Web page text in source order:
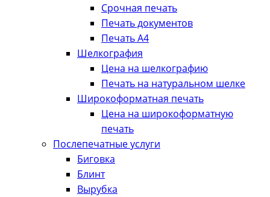
Срочная печать
Печать документов
Печать А4
Шелкография
Цена на шелкографию
Печать на натуральном шелке
Широкоформатная печать
Цена на широкоформатную
печать
Послепечатные услуги
Биговка
Блинт
Вырубка